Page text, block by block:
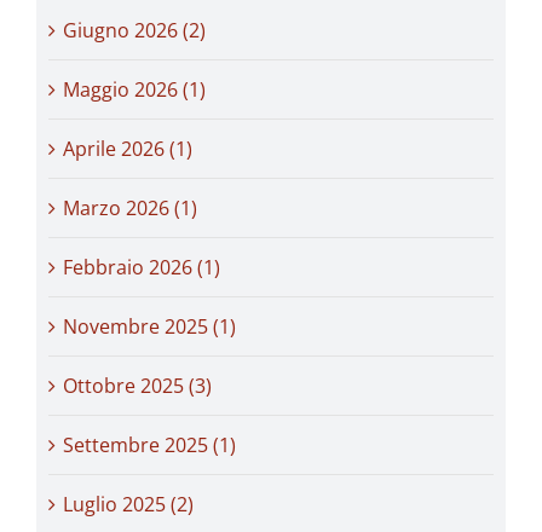
Giugno 2026 (2)
Maggio 2026 (1)
Aprile 2026 (1)
Marzo 2026 (1)
Febbraio 2026 (1)
Novembre 2025 (1)
Ottobre 2025 (3)
Settembre 2025 (1)
Luglio 2025 (2)